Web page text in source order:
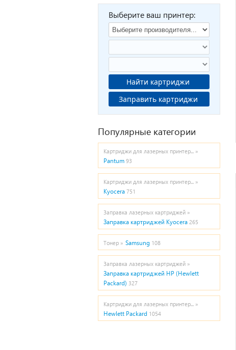
Выберите ваш принтер:
Найти картриджи
Заправить картриджи
Популярные категории
Картриджи для лазерных принтер... »
Pantum 93
Картриджи для лазерных принтер... »
Kyocera 751
Заправка лазерных картриджей »
Заправка картриджей Kyocera 265
Тонер » Samsung 108
Заправка лазерных картриджей »
Заправка картриджей HP (Hewlett
Packard) 327
Картриджи для лазерных принтер... »
Hewlett Packard 1054